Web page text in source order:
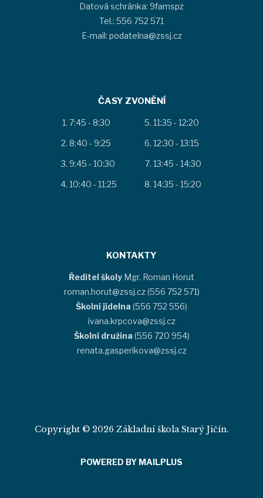
Datová schránka: 9famspz
Tel.: 556 752 571
E-mail: podatelna@zssj.cz
ČASY ZVONĚNÍ
7:45 - 8:30
8:40 - 9:25
9:45 - 10:30
10:40 - 11:25
11:35 - 12:20
12:30 - 13:15
13:45 - 14:30
14:35 - 15:20
KONTAKTY
Ředitel školy Mgr. Roman Horut
roman.horut@zssj.cz (556 752 571)
Školní jídelna (556 752 556)
ivana.krpcova@zssj.cz
Školní družina (556 720 954)
renata.gasperikova@zssj.cz
Copyright © 2026 Základní škola Starý Jičín.
POWERED BY MAILPLUS